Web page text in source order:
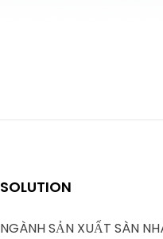
SOLUTION
NGÀNH SẢN XUẤT SÀN